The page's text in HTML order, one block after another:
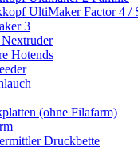
UltiMaker Factor 4 /
3
Nextruder
Hotends
(ohne Filafarm)
Druckbette